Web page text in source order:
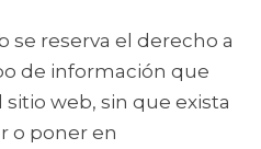
se reserva el derecho a
de información que
web, sin que exista
o poner en